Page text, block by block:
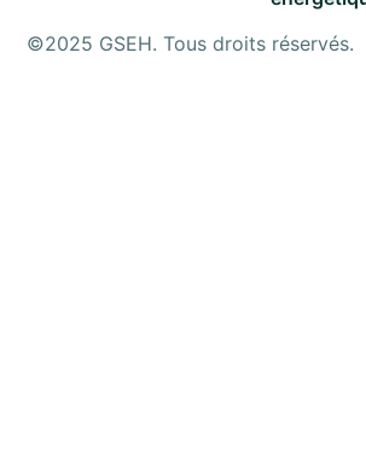
©2025 GSEH. Tous droits réservés.